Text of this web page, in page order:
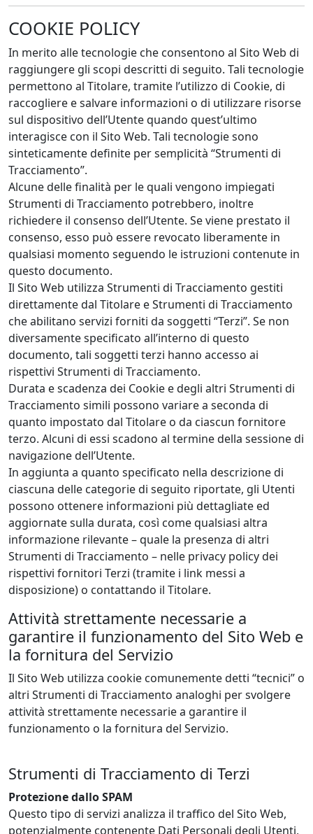
COOKIE POLICY
In merito alle tecnologie che consentono al Sito Web di
raggiungere gli scopi descritti di seguito. Tali tecnologie
permettono al Titolare, tramite l’utilizzo di Cookie, di
raccogliere e salvare informazioni o di utilizzare risorse
sul dispositivo dell’Utente quando quest’ultimo
interagisce con il Sito Web. Tali tecnologie sono
sinteticamente definite per semplicità “Strumenti di
Tracciamento”.
Alcune delle finalità per le quali vengono impiegati
Strumenti di Tracciamento potrebbero, inoltre
richiedere il consenso dell’Utente. Se viene prestato il
consenso, esso può essere revocato liberamente in
qualsiasi momento seguendo le istruzioni contenute in
questo documento.
Il Sito Web utilizza Strumenti di Tracciamento gestiti
direttamente dal Titolare e Strumenti di Tracciamento
che abilitano servizi forniti da soggetti “Terzi”. Se non
diversamente specificato all’interno di questo
documento, tali soggetti terzi hanno accesso ai
rispettivi Strumenti di Tracciamento.
Durata e scadenza dei Cookie e degli altri Strumenti di
Tracciamento simili possono variare a seconda di
quanto impostato dal Titolare o da ciascun fornitore
terzo. Alcuni di essi scadono al termine della sessione di
navigazione dell’Utente.
In aggiunta a quanto specificato nella descrizione di
ciascuna delle categorie di seguito riportate, gli Utenti
possono ottenere informazioni più dettagliate ed
aggiornate sulla durata, così come qualsiasi altra
informazione rilevante – quale la presenza di altri
Strumenti di Tracciamento – nelle privacy policy dei
rispettivi fornitori Terzi (tramite i link messi a
disposizione) o contattando il Titolare.
Attività strettamente necessarie a
garantire il funzionamento del Sito Web e
la fornitura del Servizio
Il Sito Web utilizza cookie comunemente detti “tecnici” o
altri Strumenti di Tracciamento analoghi per svolgere
attività strettamente necessarie a garantire il
funzionamento o la fornitura del Servizio.
Strumenti di Tracciamento di Terzi
Protezione dallo SPAM
Questo tipo di servizi analizza il traffico del Sito Web,
potenzialmente contenente Dati Personali degli Utenti,